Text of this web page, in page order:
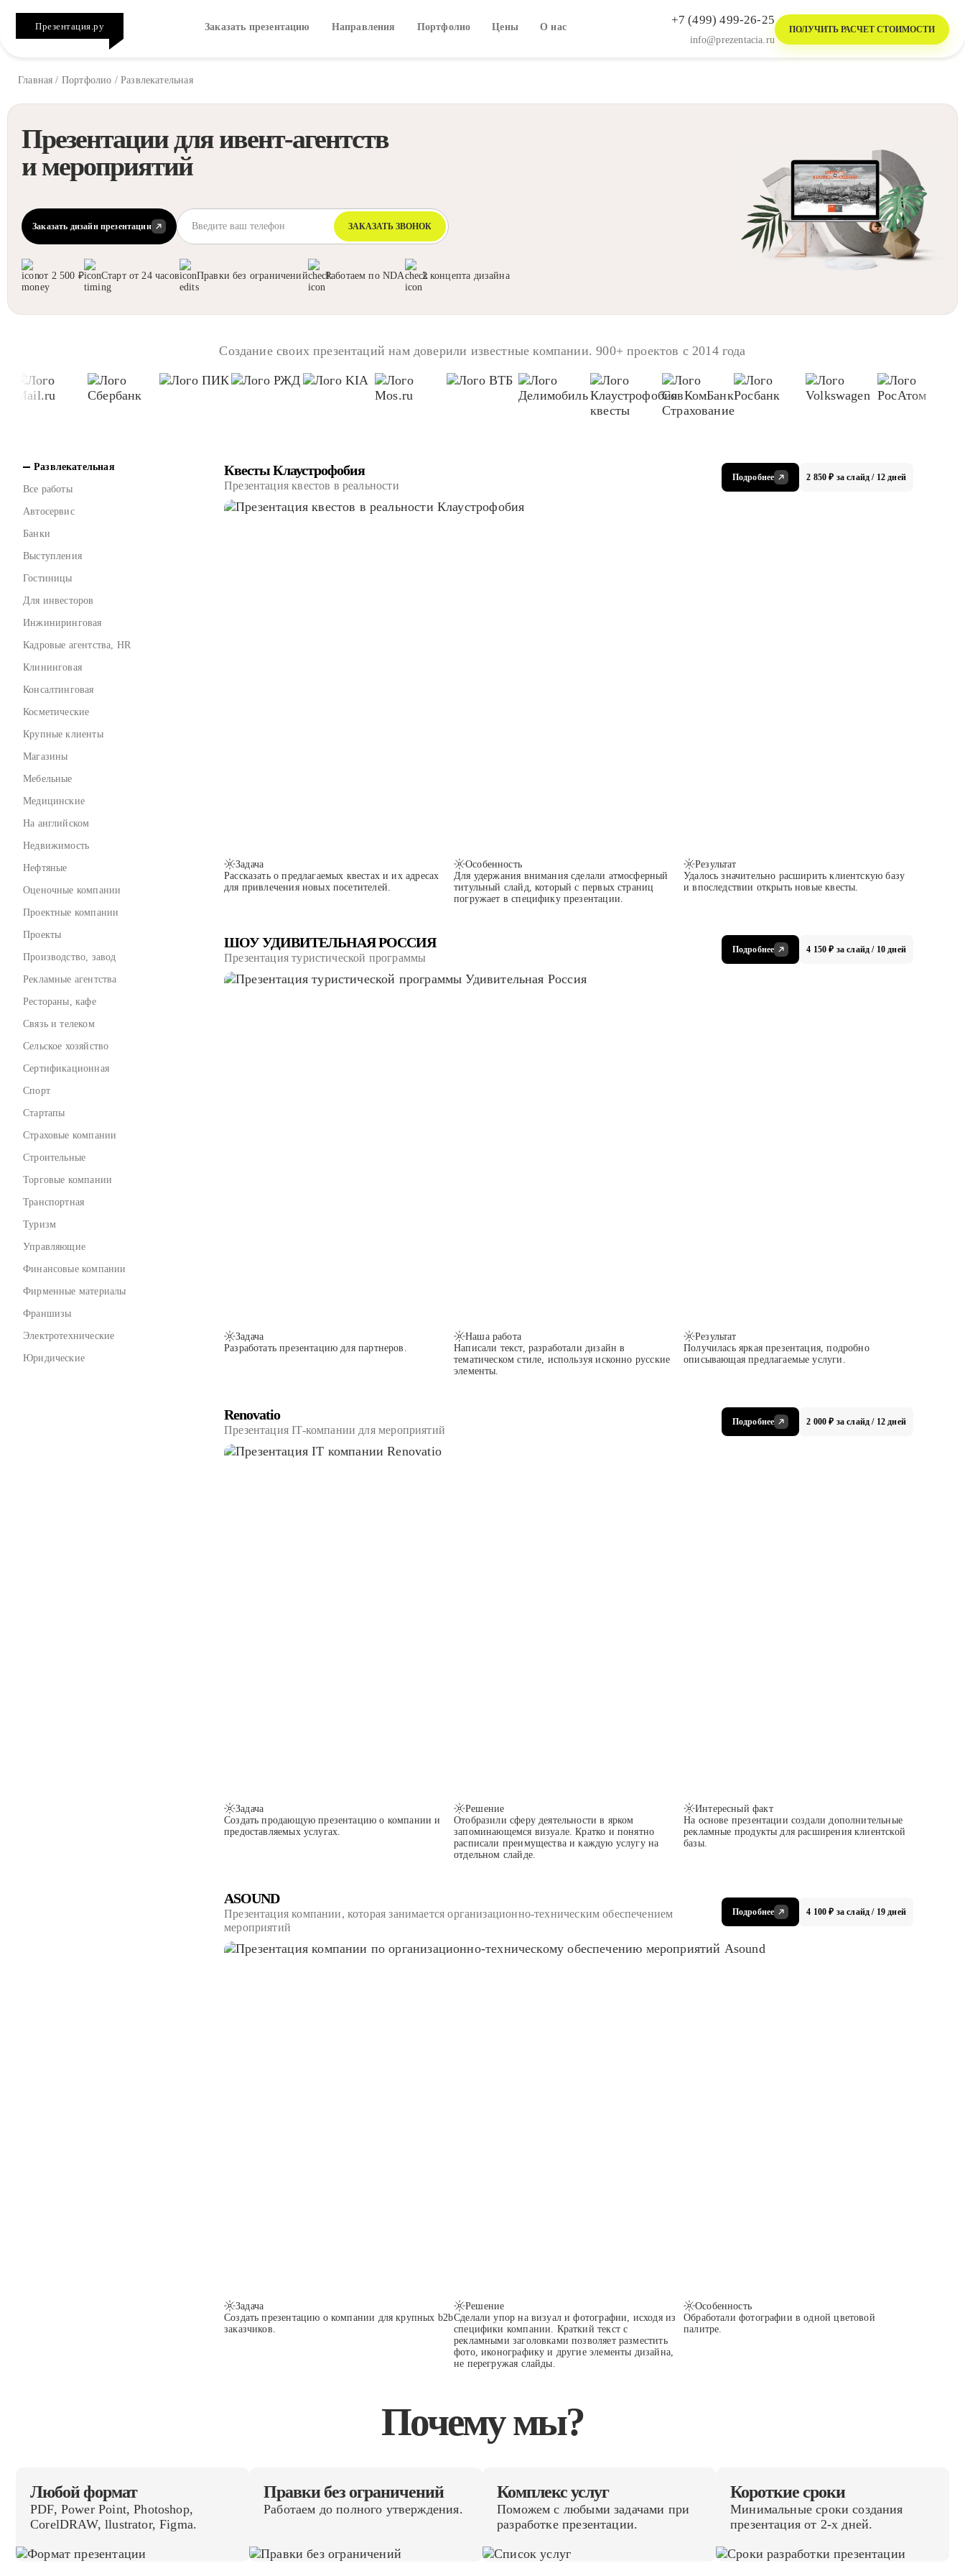
Презентация.ру +7 (499) 499-26-25
info@prezentacia.ru
ПОЛУЧИТЬ РАСЧЕТ СТОИМОСТИ
Заказать презентацию Направления Портфолио Цены О нас
Главная / Портфолио / Развлекательная
Презентации для ивент-агентств
и мероприятий
Заказать дизайн презентации ЗАКАЗАТЬ ЗВОНОК
от 2 500 ₽ Старт от 24 часов Правки без ограничений Работаем по NDA 2 концепта дизайна
Создание своих презентаций нам доверили известные компании. 900+ проектов с 2014 года
Развлекательная
Все работы
Автосервис
Банки
Выступления
Гостиницы
Для инвесторов
Инжиниринговая
Кадровые агентства, HR
Клининговая
Консалтинговая
Косметические
Крупные клиенты
Магазины
Мебельные
Медицинские
На английском
Недвижимость
Нефтяные
Оценочные компании
Проектные компании
Проекты
Производство, завод
Рекламные агентства
Рестораны, кафе
Связь и телеком
Сельское хозяйство
Сертификационная
Спорт
Стартапы
Страховые компании
Строительные
Торговые компании
Транспортная
Туризм
Управляющие
Финансовые компании
Фирменные материалы
Франшизы
Электротехнические
Юридические
Квесты Клаустрофобия
Презентация квестов в реальности
Подробнее 2 850 ₽ за слайд / 12 дней
Задача
Рассказать о предлагаемых квестах и их адресах
для привлечения новых посетителей.
Особенность
Для удержания внимания сделали атмосферный
титульный слайд, который с первых страниц
погружает в специфику презентации.
Результат
Удалось значительно расширить клиентскую базу
и впоследствии открыть новые квесты.
ШОУ УДИВИТЕЛЬНАЯ РОССИЯ
Презентация туристической программы
Подробнее 4 150 ₽ за слайд / 10 дней
Задача
Разработать презентацию для партнеров.
Наша работа
Написали текст, разработали дизайн в
тематическом стиле, используя исконно русские
элементы.
Результат
Получилась яркая презентация, подробно
описывающая предлагаемые услуги.
Renovatio
Презентация IT-компании для мероприятий
Подробнее 2 000 ₽ за слайд / 12 дней
Задача
Создать продающую презентацию о компании и
предоставляемых услугах.
Решение
Отобразили сферу деятельности в ярком
запоминающемся визуале. Кратко и понятно
расписали преимущества и каждую услугу на
отдельном слайде.
Интересный факт
На основе презентации создали дополнительные
рекламные продукты для расширения клиентской
базы.
ASOUND
Презентация компании, которая занимается организационно-техническим обеспечением
мероприятий
Подробнее 4 100 ₽ за слайд / 19 дней
Задача
Создать презентацию о компании для крупных b2b
заказчиков.
Решение
Сделали упор на визуал и фотографии, исходя из
специфики компании. Краткий текст с
рекламными заголовками позволяет разместить
фото, иконографику и другие элементы дизайна,
не перегружая слайды.
Особенность
Обработали фотографии в одной цветовой
палитре.
Почему мы?
Любой формат
PDF, Power Point, Photoshop,
CorelDRAW, llustrator, Figma.
Правки без ограничений
Работаем до полного утверждения.
Комплекс услуг
Поможем с любыми задачами при
разработке презентации.
Короткие сроки
Минимальные сроки создания
презентация от 2-х дней.